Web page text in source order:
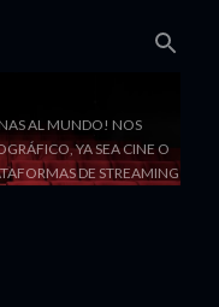
AL MUNDO! NOS
YA SEA CINE O
DE STREAMING